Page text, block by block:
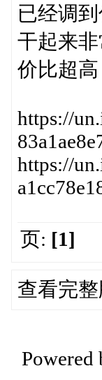
已经调
干起来
价比超高
https://
https://
页: [1]
查看完
Powered